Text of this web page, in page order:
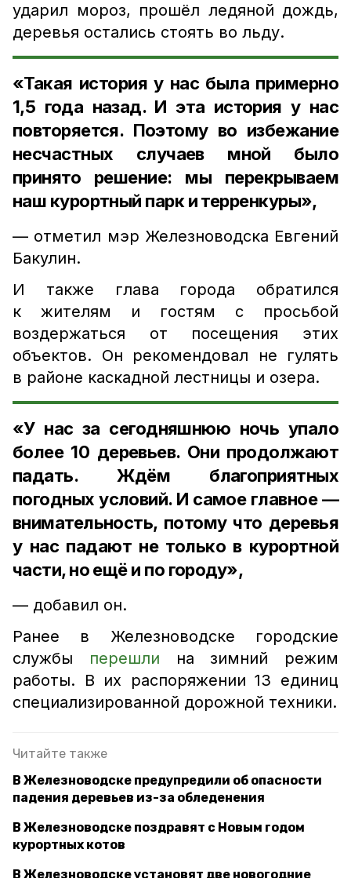
ударил мороз, прошёл ледяной дождь,
деревья остались стоять во льду.
«Такая история у нас была примерно
1,5 года назад. И эта история у нас
повторяется. Поэтому во избежание
несчастных случаев мной было
принято решение: мы перекрываем
наш курортный парк и терренкуры»,
— отметил мэр Железноводска Евгений
Бакулин.
И также глава города обратился
к жителям и гостям с просьбой
воздержаться от посещения этих
объектов. Он рекомендовал не гулять
в районе каскадной лестницы и озера.
«У нас за сегодняшнюю ночь упало
более 10 деревьев. Они продолжают
падать. Ждём благоприятных
погодных условий. И самое главное —
внимательность, потому что деревья
у нас падают не только в курортной
части, но ещё и по городу»,
— добавил он.
Ранее в Железноводске городские
службы перешли на зимний режим
работы. В их распоряжении 13 единиц
специализированной дорожной техники.
Читайте также
В Железноводске предупредили об опасности
падения деревьев из-за обледенения
В Железноводске поздравят с Новым годом
курортных котов
В Железноводске установят две новогодние